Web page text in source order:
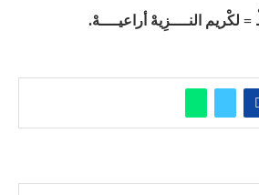
= لكْريم النــــزِيهْ أراعيــــهْ.